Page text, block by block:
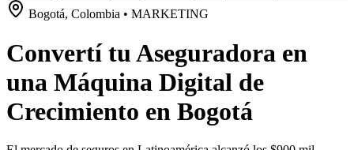
Bogotá, Colombia • MARKETING
Convertí tu Aseguradora en
una Máquina Digital de
Crecimiento en Bogotá